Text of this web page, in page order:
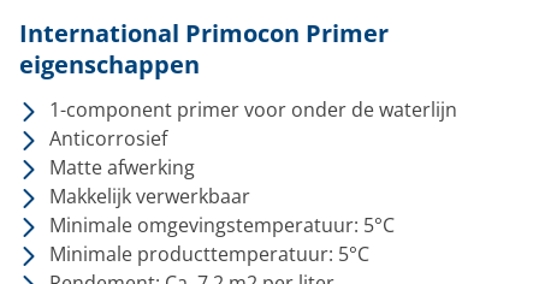
International Primocon Primer
eigenschappen
1-component primer voor onder de waterlijn
Anticorrosief
Matte afwerking
Makkelijk verwerkbaar
Minimale omgevingstemperatuur: 5°C
Minimale producttemperatuur: 5°C